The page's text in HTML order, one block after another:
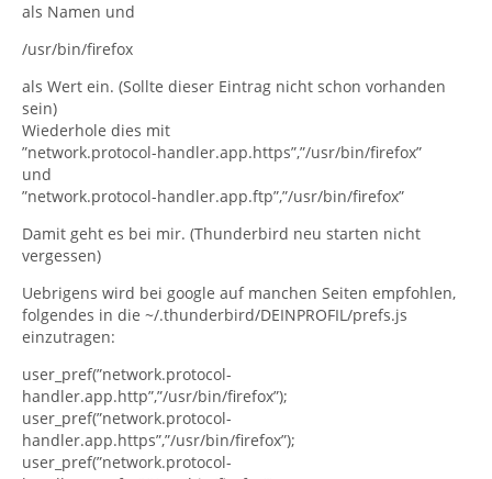
als Namen und
/usr/bin/firefox
als Wert ein. (Sollte dieser Eintrag nicht schon vorhanden
sein)
Wiederhole dies mit
”network.protocol-handler.app.https”,”/usr/bin/firefox”
und
”network.protocol-handler.app.ftp”,”/usr/bin/firefox”
Damit geht es bei mir. (Thunderbird neu starten nicht
vergessen)
Uebrigens wird bei google auf manchen Seiten empfohlen,
folgendes in die ~/.thunderbird/DEINPROFIL/prefs.js
einzutragen:
user_pref(”network.protocol-
handler.app.http”,”/usr/bin/firefox”);
user_pref(”network.protocol-
handler.app.https”,”/usr/bin/firefox”);
user_pref(”network.protocol-